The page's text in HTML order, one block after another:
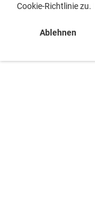
Cookie-Richtlinie zu.
Ablehnen